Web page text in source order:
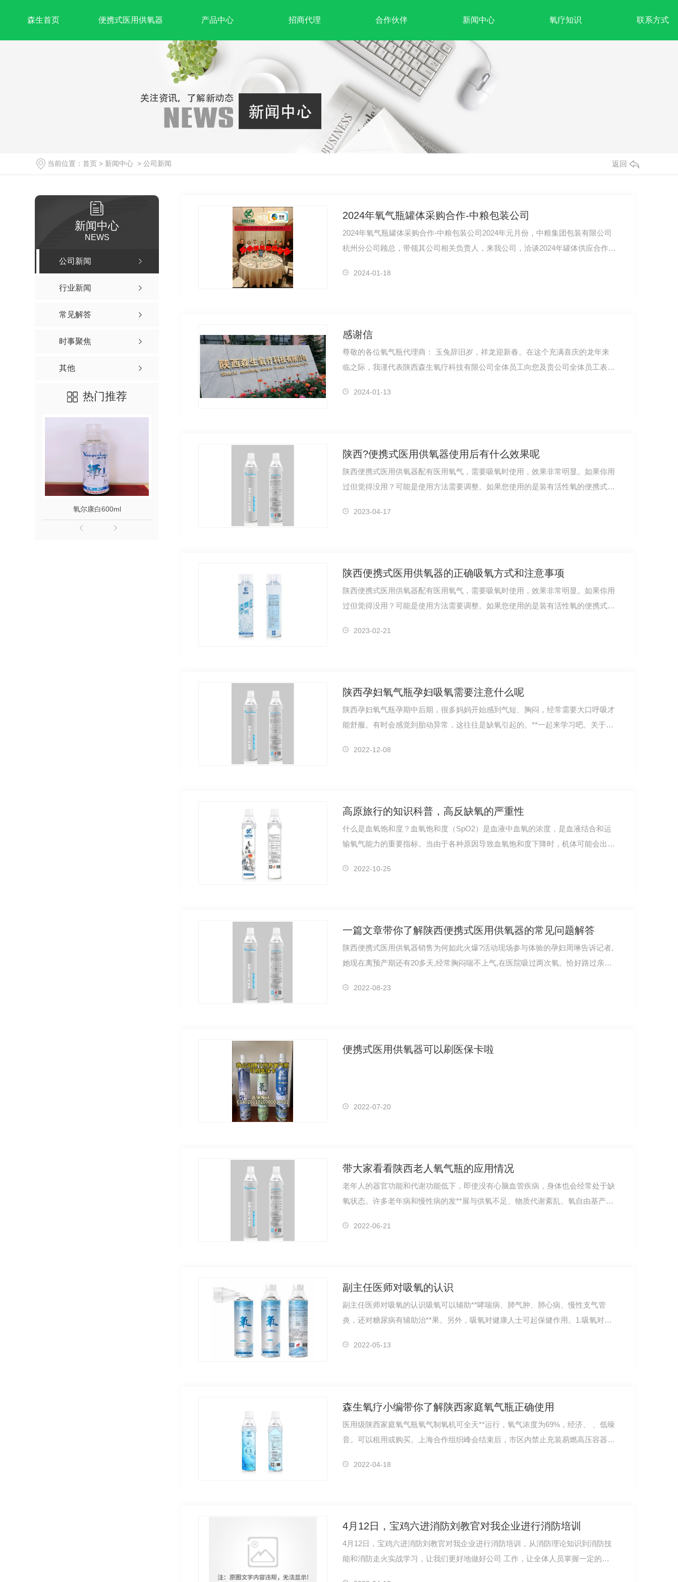
森生首页 便携式医用供氧器 产品中心 招商代理 合作伙伴 新闻中心 氧疗知识 联系方式
当前位置： 首页 > 新闻中心 > 公司新闻 返回
新闻中心
NEWS
公司新闻
行业新闻
常见解答
时事聚焦
其他
热门推荐
氧尔康白600ml 高原专用氧1000ml
2024年氧气瓶罐体采购合作-中粮包装公司
2024年氧气瓶罐体采购合作-中粮包装公司2024年元月份，中粮集团包装有限公司
杭州分公司顾总，带领其公司相关负责人，来我公司，洽谈2024年罐体供应合作意
2024-01-18
感谢信
尊敬的各位氧气瓶代理商： 玉兔辞旧岁，祥龙迎新春。在这个充满喜庆的龙年来
临之际，我谨代表陕西森生氧疗科技有限公司全体员工向您及贵公司全体员工表
2024-01-13
陕西?便携式医用供氧器使用后有什么效果呢
陕西便携式医用供氧器配有医用氧气，需要吸氧时使用，效果非常明显。如果你用
过但觉得没用？可能是使用方法需要调整。如果您使用的是装有活性氧的便携式氧
2023-04-17
陕西便携式医用供氧器的正确吸氧方式和注意事项
陕西便携式医用供氧器配有医用氧气，需要吸氧时使用，效果非常明显。如果你用
过但觉得没用？可能是使用方法需要调整。如果您使用的是装有活性氧的便携式医
2023-02-21
陕西孕妇氧气瓶孕妇吸氧需要注意什么呢
陕西孕妇氧气瓶孕期中后期，很多妈妈开始感到气短、胸闷，经常需要大口呼吸才
能舒服。有时会感觉到胎动异常，这往往是缺氧引起的。**一起来学习吧。关于孕
2022-12-08
高原旅行的知识科普，高反缺氧的严重性
什么是血氧饱和度？血氧饱和度（SpO2）是血液中血氧的浓度，是血液结合和运
输氧气能力的重要指标。当由于各种原因导致血氧饱和度下降时，机体可能会出现
2022-10-25
一篇文章带你了解陕西便携式医用供氧器的常见问题解答
陕西便携式医用供氧器销售为何如此火爆?活动现场参与体验的孕妇周琳告诉记者,
她现在离预产期还有20多天,经常胸闷喘不上气,在医院吸过两次氧。恰好路过亲身
2022-08-23
便携式医用供氧器可以刷医保卡啦
2022-07-20
带大家看看陕西老人氧气瓶的应用情况
老年人的器官功能和代谢功能低下，即使没有心脑血管疾病，身体也会经常处于缺
氧状态。许多老年病和慢性病的发**展与供氧不足、物质代谢紊乱、氧自由基产生
2022-06-21
副主任医师对吸氧的认识
副主任医师对吸氧的认识吸氧可以辅助**哮喘病、肺气肿、肺心病、慢性支气管
炎，还对糖尿病有辅助治**果。另外，吸氧对健康人士可起保健作用。1.吸氧对哮
2022-05-13
森生氧疗小编带你了解陕西家庭氧气瓶正确使用
医用级陕西家庭氧气瓶氧气制氧机可全天**运行，氧气浓度为69%，经济、 、低噪
音。可以租用或购买。上海合作组织峰会结束后，市区内禁止充装易燃高压容器。
2022-04-18
4月12日，宝鸡六进消防刘教官对我企业进行消防培训
4月12日，宝鸡六进消防刘教官对我企业进行消防培训，从消防理论知识到消防技
能和消防走火实战学习，让我们更好地做好公司 工作，让全体人员掌握一定的消